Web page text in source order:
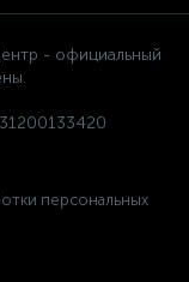
- официальный
персональных